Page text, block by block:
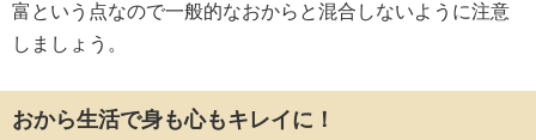
富という点なので一般的なおからと混合しないように注意
しましょう。
おから生活で身も心もキレイに！